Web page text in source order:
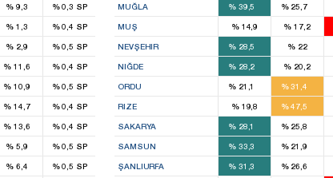
% 9,3 %0,3 SP
% 1,3 %0,4 SP
% 2,9 %0,5 SP
% 11,6 %0,4 SP
% 10,9 %0,5 SP
% 14,7 %0,4 SP
% 13,6 %0,4 SP
% 5,9 %0,5 SP
% 6,4 %0,5 SP
MUĞLA %39,5 %25,7
MUŞ %14,9 % 17,2
NEVŞEHIR %28,5 %22
NIĞDE %28,2 % 20,2
ORDU %21,1 %31,4
4
RIZE %19,8 %47,5
SAKARYA %28,1 %25,8
SAMSUN %33,3 %21,9
ŞANLIURFA %31,3 %26,6